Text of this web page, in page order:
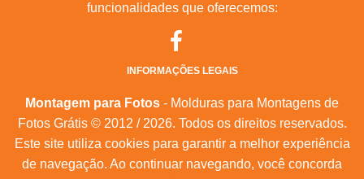
funcionalidades que oferecemos:
INFORMAÇÕES LEGAIS
Montagem para Fotos - Molduras para Montagens de
Fotos Grátis © 2012 / 2026. Todos os direitos reservados.
Este site utiliza cookies para garantir a melhor experiência
de navegação. Ao continuar navegando, você concorda